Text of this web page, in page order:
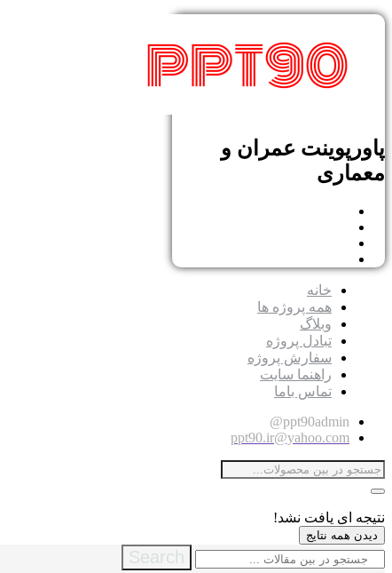
پاورپوینت عمران و
معماری
خانه
همه پروژه ها
وبلاگ
تبادل پروژه
سفارش پروژه
راهنما سایت
تماس باما
ppt90admin@
ppt90.ir@yahoo.com
نتیجه ای یافت نشد!
دیدن همه نتایج
Search